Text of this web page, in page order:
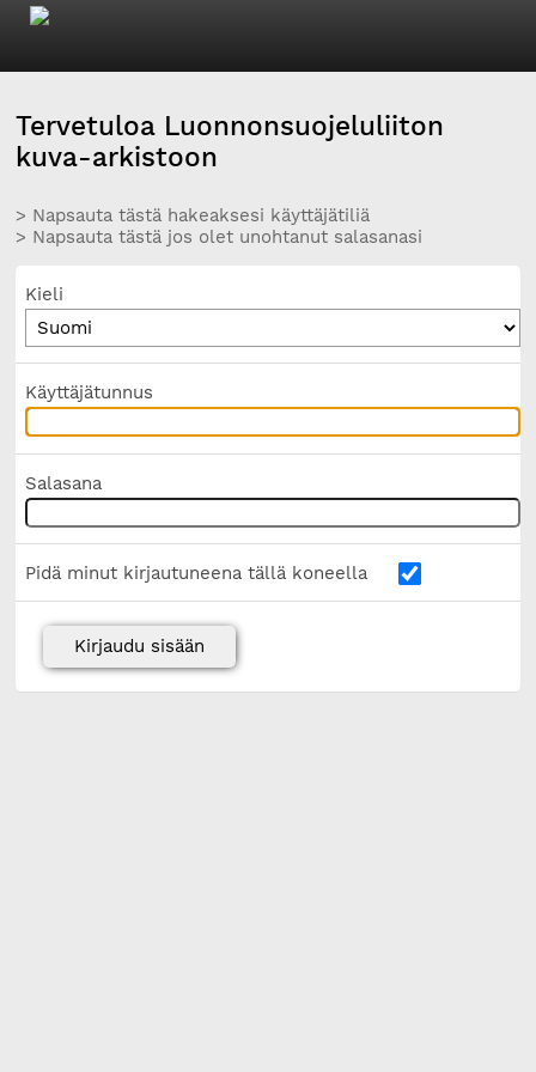
Tervetuloa Luonnonsuojeluliiton
kuva-arkistoon
> Napsauta tästä hakeaksesi käyttäjätiliä
> Napsauta tästä jos olet unohtanut salasanasi
Kieli
Käyttäjätunnus
Salasana
Pidä minut kirjautuneena tällä koneella